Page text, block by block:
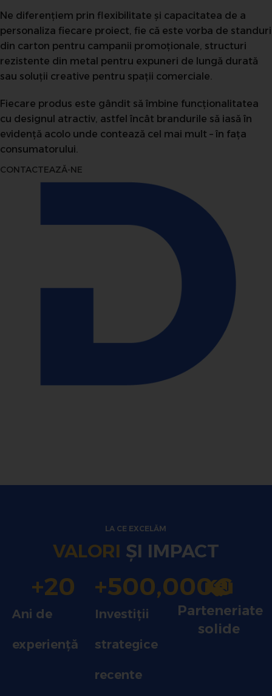
Ne diferențiem prin flexibilitate și capacitatea de a
personaliza fiecare proiect, fie că este vorba de standuri
din carton pentru campanii promoționale, structuri
rezistente din metal pentru expuneri de lungă durată
sau soluții creative pentru spații comerciale.
Fiecare produs este gândit să îmbine funcționalitatea
cu designul atractiv, astfel încât brandurile să iasă în
evidență acolo unde contează cel mai mult – în fața
consumatorului.
CONTACTEAZĂ-NE
LA CE EXCELĂM
VALORI ȘI IMPACT
Ani de
experiență
+20
Investiții
strategice
recente
+500,000€
Parteneriate
solide